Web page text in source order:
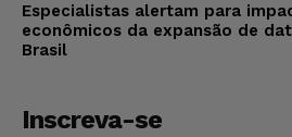
Especialistas alertam para
econômicos da expansão de
Brasil
Inscreva-se